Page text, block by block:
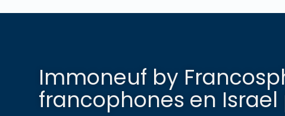
Immoneuf by
francophones en